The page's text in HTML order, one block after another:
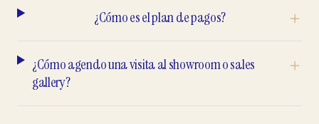
¿Cómo es el plan de pagos?
¿Cómo agendo una visita al showroom o sales
gallery?